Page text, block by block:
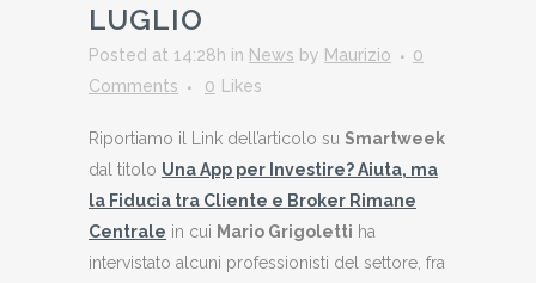
LUGLIO
Posted at 14:28h in News by Maurizio
0
Comments
0 Likes
Riportiamo il Link dell’articolo su Smartweek
dal titolo Una App per Investire? Aiuta, ma
la Fiducia tra Cliente e Broker Rimane
Centrale in cui Mario Grigoletti ha
intervistato alcuni professionisti del settore, fra